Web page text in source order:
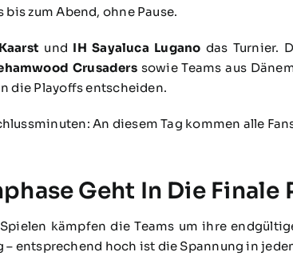
zum Abend, ohne Pause.
und IH Sayaluca Lugano das Turnier.
Crusaderssowie Teams aus
die Playoffs entscheiden.
An diesem Tag kommen alle
Geht In Die Finale
kämpfen die Teams um ihre
entsprechend hoch ist die Spannung in